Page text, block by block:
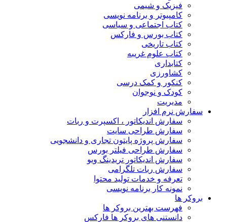
فیزیک و شیمی
کامپیوتر و برنامه نویسی
کتاب اجتماعی و سیاسی
کتاب بورس و فارکس
کتاب تاریخی
کتاب علوم غریبه
کتابداری
کشاورزی
کنکور و کمک‌ درسی
کودک و نوجوان
نرم افزار
سفارش اندیکاتور ، اکسپرت و ربات
سفارش طراحی سایت
سفارش پروژه پایتون تجاری و دانشجویی
سفارش طراحی فیلتر بورس
سفارش اندیکاتور تریدینگ ویو
سفارش ربات تلگرامی
تعرفه و خدمات تولید محتوا
نمونه کار برنامه نویسی
ها
فهرست بهترین بروکر ها
دانستنی های بروکر ها فارکس